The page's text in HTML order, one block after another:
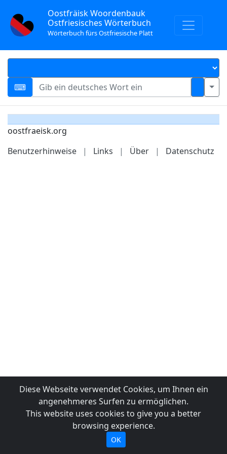
Oostfräisk Woordenbauk
Ostfriesisches Wörterbuch
Wörterbuch fürs Ostfriesische Platt
oostfraeisk.org
Benutzerhinweise
| Links | Über | Datenschutz
Diese Webseite verwendet Cookies, um Ihnen ein
angenehmeres Surfen zu ermöglichen.
This website uses cookies to give you a better
browsing experience.
OK